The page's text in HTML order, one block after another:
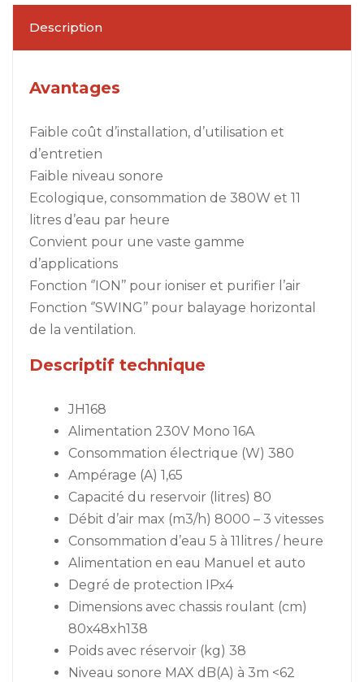
Description
Avantages
Faible coût d’installation, d’utilisation et
d’entretien
Faible niveau sonore
Ecologique, consommation de 380W et 11
litres d’eau par heure
Convient pour une vaste gamme
d’applications
Fonction ‘’ION’’ pour ioniser et purifier l’air
Fonction ‘’SWING’’ pour balayage horizontal
de la ventilation.
Descriptif technique
JH168
Alimentation 230V Mono 16A
Consommation électrique (W) 380
Ampérage (A) 1,65
Capacité du reservoir (litres) 80
Débit d’air max (m3/h) 8000 – 3 vitesses
Consommation d’eau 5 à 11litres / heure
Alimentation en eau Manuel et auto
Degré de protection IPx4
Dimensions avec chassis roulant (cm)
80x48xh138
Poids avec réservoir (kg) 38
Niveau sonore MAX dB(A) à 3m <62